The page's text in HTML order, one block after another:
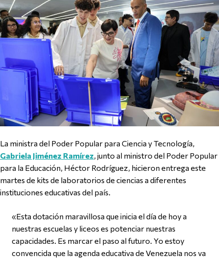
La ministra del Poder Popular para Ciencia y Tecnología,
Gabriela Jiménez Ramírez, junto al ministro del Poder Popular
para la Educación, Héctor Rodríguez, hicieron entrega este
martes de kits de laboratorios de ciencias a diferentes
instituciones educativas del país.
«Esta dotación maravillosa que inicia el día de hoy a
nuestras escuelas y liceos es potenciar nuestras
capacidades. Es marcar el paso al futuro. Yo estoy
convencida que la agenda educativa de Venezuela nos va